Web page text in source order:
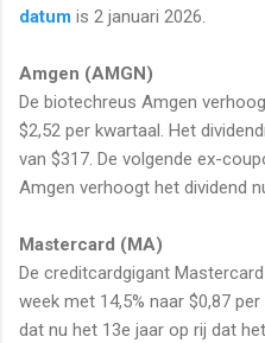
datum is 2 januari 2026.
Amgen (AMGN)
De biotechreus Amgen
$2,52 per kwartaal. Het
van $317. De volgende ex-
Amgen verhoogt het dividend
Mastercard (MA)
De creditcardgigant
week met 14,5% naar $0,87
dat nu het 13e jaar op rij dat